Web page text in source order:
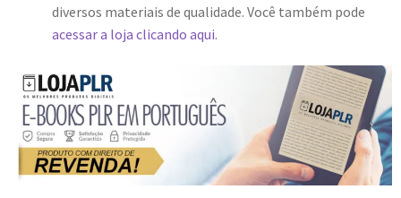
diversos materiais de qualidade. Você também pode
acessar a loja clicando aqui.